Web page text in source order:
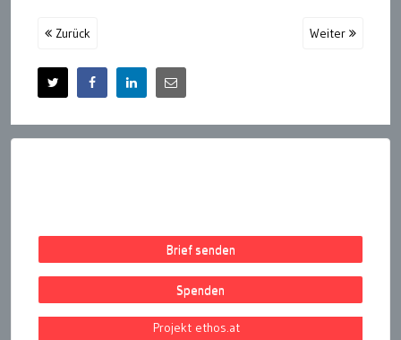
Zurück Weiter
Brief senden
Spenden
Projekt ethos.at